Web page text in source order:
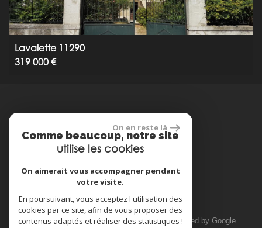
Lavalette 11290
319 000 €
réalisé par
© 2026 | Tous droits réservés | Traduction powered by Google
On en reste là
Comme beaucoup, notre site
utilise les cookies
On aimerait vous accompagner pendant
votre visite.
En poursuivant, vous acceptez l'utilisation des
cookies par ce site, afin de vous proposer des
contenus adaptés et réaliser des statistiques !